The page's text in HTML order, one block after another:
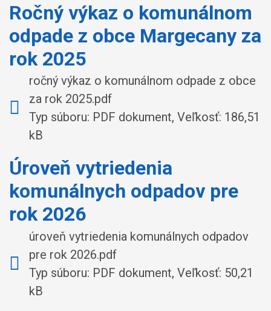
Ročný výkaz o komunálnom
odpade z obce Margecany za
rok 2025
ročný výkaz o komunálnom odpade z obce
za rok 2025.pdf
Typ súboru: PDF dokument, Veľkosť: 186,51
kB
Úroveň vytriedenia
komunálnych odpadov pre
rok 2026
úroveň vytriedenia komunálnych odpadov
pre rok 2026.pdf
Typ súboru: PDF dokument, Veľkosť: 50,21
kB